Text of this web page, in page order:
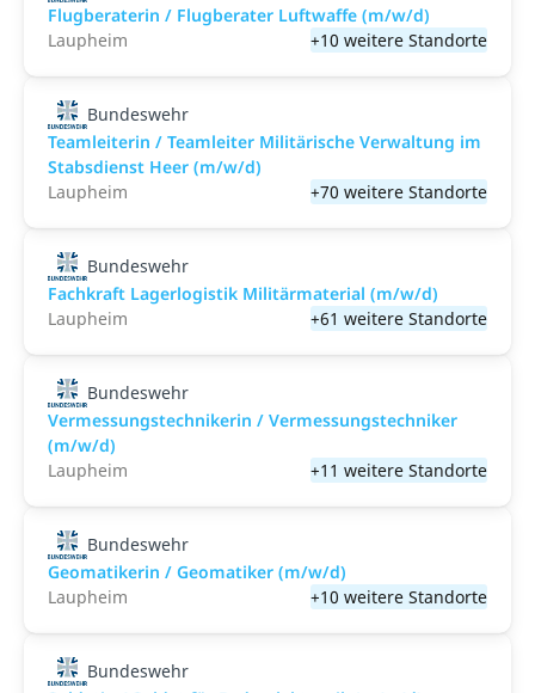
Flugberaterin / Flugberater Luftwaffe (m/w/d)
Laupheim
+10 weitere Standorte
Bundeswehr
Teamleiterin / Teamleiter Militärische Verwaltung im
Stabsdienst Heer (m/w/d)
Laupheim
+70 weitere Standorte
Bundeswehr
Fachkraft Lagerlogistik Militärmaterial (m/w/d)
Laupheim
+61 weitere Standorte
Bundeswehr
Vermessungstechnikerin / Vermessungstechniker
(m/w/d)
Laupheim
+11 weitere Standorte
Bundeswehr
Geomatikerin / Geomatiker (m/w/d)
Laupheim
+10 weitere Standorte
Bundeswehr